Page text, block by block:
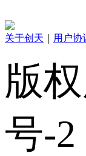
关于创天 用户协
版
号-2